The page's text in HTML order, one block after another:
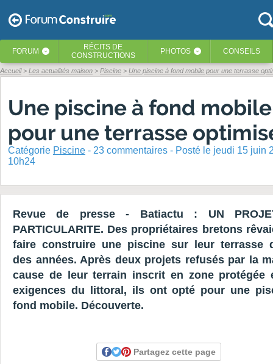
FORUM ‹ RÉCITS DE
CONSTRUCTIONS
PHOTOS ‹ CONSEILS
Accueil Les actualités maison Piscine Une piscine à fond mobile pour une terrasse
Une piscine à fond mobile
pour une terrasse
Catégorie Piscine - 23 commentaires - Posté le jeudi 15 juin
10h24
Revue de presse - Batiactu : UN
PARTICULARITE. Des propriétaires bretons
faire construire une piscine sur leur terrasse
des années. Après deux projets refusés par la
cause de leur terrain inscrit en zone protégée
exigences du littoral, ils ont opté pour une
fond mobile. Découverte.
Partagez cette page